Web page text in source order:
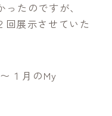
たのですが、
回展示させていた
１月のMy